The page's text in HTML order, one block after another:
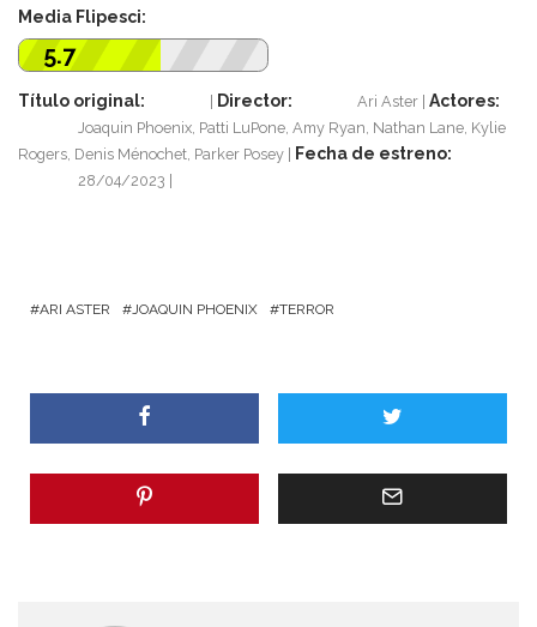
Media Flipesci:
5.7
Título original: Director: Ari Aster Actores:
Joaquin Phoenix, Patti LuPone, Amy Ryan, Nathan Lane, Kylie
Rogers, Denis Ménochet, Parker Posey
Fecha de estreno:
28/04/2023
ARI ASTER JOAQUIN PHOENIX TERROR